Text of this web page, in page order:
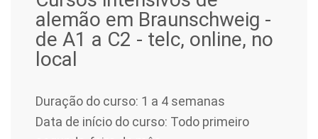
alemão em Braunschweig -
de A1 a C2 - telc, online, no
local
Duração do curso: 1 a 4 semanas
Data de início do curso: Todo primeiro